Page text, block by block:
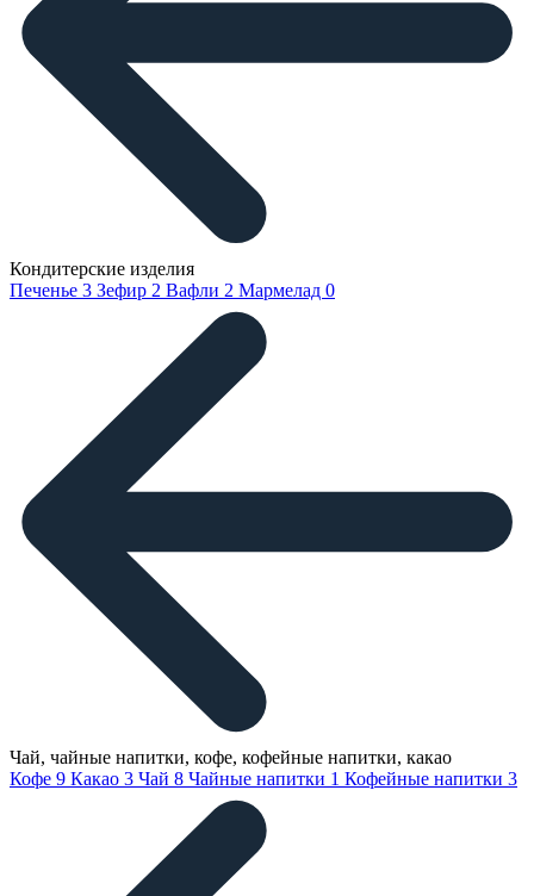
Кондитерские изделия
Печенье 3 Зефир 2 Вафли 2 Мармелад 0
Чай, чайные напитки, кофе, кофейные напитки, какао
Кофе 9 Какао 3 Чай 8 Чайные напитки 1 Кофейные напитки 3